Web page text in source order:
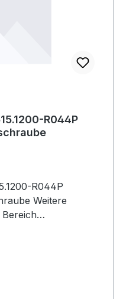
R044P
R044P
Weitere